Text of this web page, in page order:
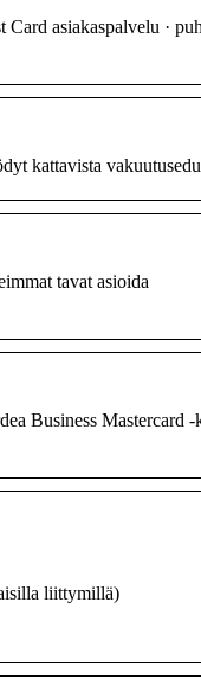
asiakaspalvelu ·
kattavista
tavat asioida
Business Mastercard
liittymillä)